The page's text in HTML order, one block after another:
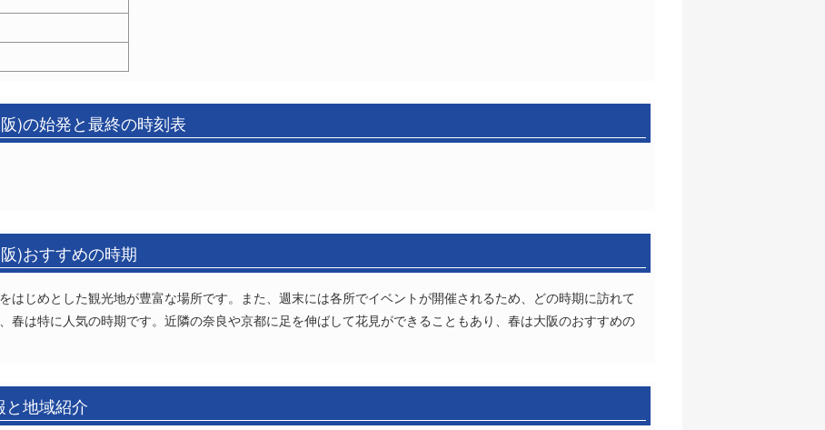
)の始発と最終の時刻表
)おすすめの時期
はじめとした観光地が豊富な場所です。また、週末には各所でイベントが開催されるため、どの時期に訪れて
春は特に人気の時期です。近隣の奈良や京都に足を伸ばして花見ができることもあり、春は大阪のおすすめの
地域紹介